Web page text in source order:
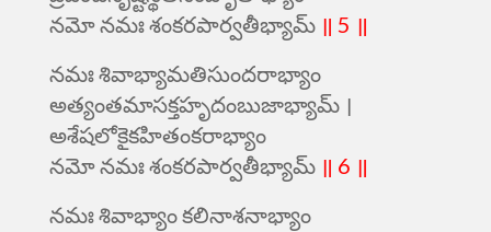
నమో నమః శంకరపార్వతీభ్యామ్ ॥ 5 ॥
నమః శివాభ్యామతిసుందరాభ్యాం
అత్యంతమాసక్తహృదంబుజాభ్యామ్ ।
అశేషలోకైకహితంకరాభ్యాం
నమో నమః శంకరపార్వతీభ్యామ్ ॥ 6 ॥
నమః శివాభ్యాం కలినాశనాభ్యాం